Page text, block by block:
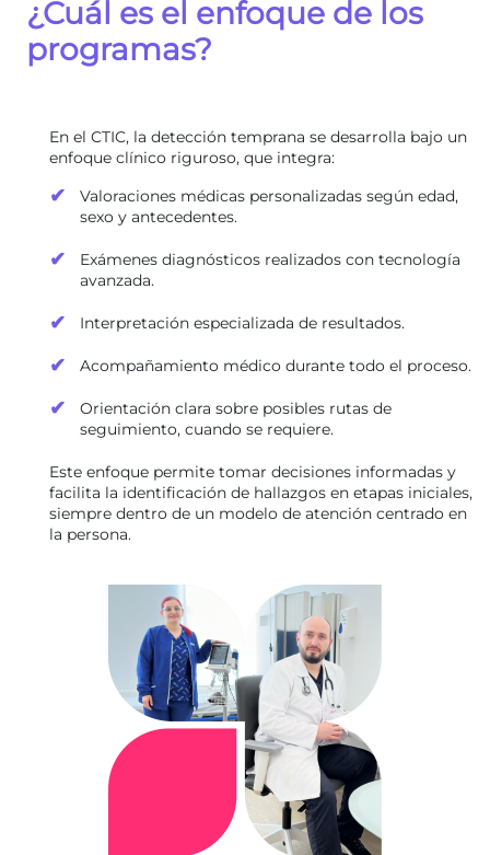
¿Cuál es el enfoque de los
programas?
En el CTIC, la detección temprana se desarrolla bajo un
enfoque clínico riguroso, que integra:
Valoraciones médicas personalizadas según edad,
sexo y antecedentes.
Exámenes diagnósticos realizados con tecnología
avanzada.
Interpretación especializada de resultados.
Acompañamiento médico durante todo el proceso.
Orientación clara sobre posibles rutas de
seguimiento, cuando se requiere.
Este enfoque permite tomar decisiones informadas y
facilita la identificación de hallazgos en etapas iniciales,
siempre dentro de un modelo de atención centrado en
la persona.